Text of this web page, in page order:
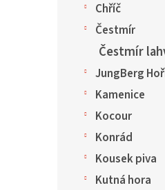
Chříč
Čestmír
Čestmír
JungBerg
Kamenice
Kocour
Konrád
Kousek piva
Kutná hora